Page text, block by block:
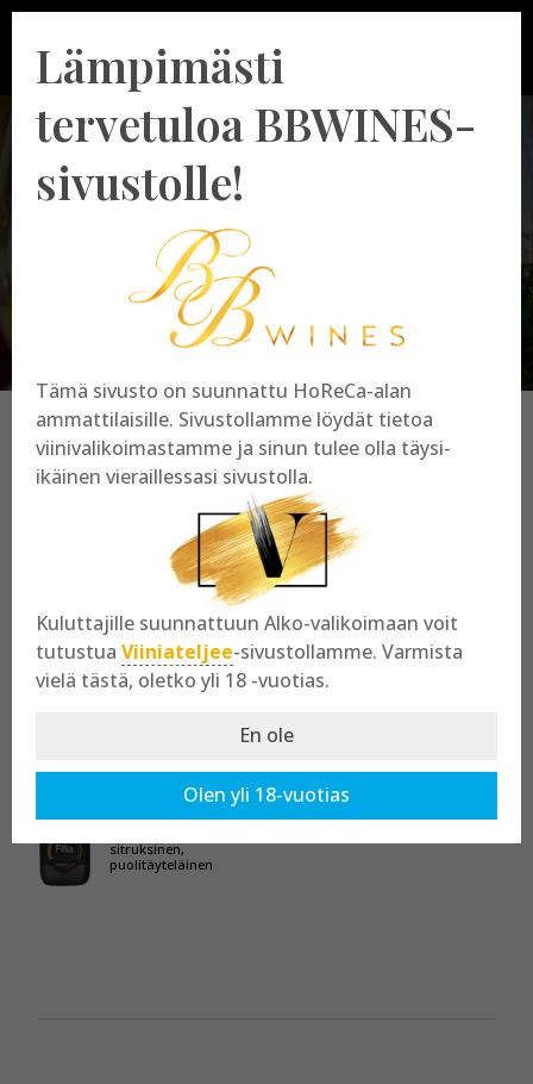
Ohra
Ohra
Kaikki tuotteet osastossa:Ohra
extra IPA
Samea, voimakkaasti
sitruksinen,
puolitäyteläinen
Lämpimästi
tervetuloa BBWINES-
sivustolle!
Tämä sivusto on suunnattu HoReCa-alan
ammattilaisille. Sivustollamme löydät tietoa
viinivalikoimastamme ja sinun tulee olla täysi-
ikäinen vieraillessasi sivustolla.
Kuluttajille suunnattuun Alko-valikoimaan voit
tutustua Viiniateljee-sivustollamme. Varmista
vielä tästä, oletko yli 18 -vuotias.
En ole
Olen yli 18-vuotias